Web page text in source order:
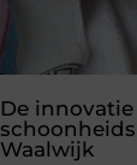
De innovatie
Waalwijk